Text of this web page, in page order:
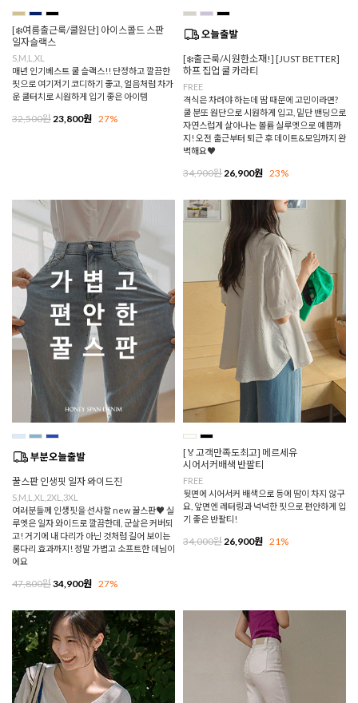
[❄️여름출근룩/쿨원단] 아이스콜드 스판
일자슬랙스
S,M,L,XL
매년 인기베스트 쿨 슬랙스!! 단정하고 깔끔한
핏으로 여기저기 코디하기 좋고, 얼음처럼 차가
운 쿨터치로 시원하게 입기 좋은 아이템
32,500원23,800원 27%
[❄️출근룩/시원한소재!] [JUST BETTER]
하프 집업 쿨 카라티
FREE
격식은 차려야 하는데 땀 때문에 고민이라면?
쿨 분또 원단으로 시원하게 입고, 밑단 밴딩으로
자연스럽게 살아나는 볼륨 실루엣으로 예쁨까
지! 오전 출근부터 퇴근 후 데이트&모임까지 완
벽해요♥
34,900원26,900원 23%
꿀스판 인생핏 일자 와이드진
S,M,L,XL,2XL,3XL
여러분들께 인생핏을 선사할 new 꿀스판♥ 실
루엣은 일자 와이드로 깔끔한데, 군살은 커버되
고! 거기에 내 다리가 아닌 것처럼 길어 보이는
롱다리 효과까지! 정말 가볍고 소프트한 데님이
에요
47,800원34,900원 27%
[🏅고객만족도최고] 메르세유
시어서커배색 반팔티
FREE
뒷면에 시어서커 배색으로 등에 땀이 차지 않구
요, 앞면엔 레터링과 넉넉한 핏으로 편안하게 입
기 좋은 반팔티!
34,000원26,900원 21%